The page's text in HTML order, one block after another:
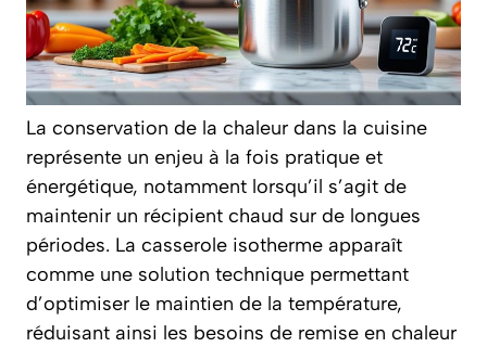
La conservation de la chaleur dans la cuisine
représente un enjeu à la fois pratique et
énergétique, notamment lorsqu’il s’agit de
maintenir un récipient chaud sur de longues
périodes. La casserole isotherme apparaît
comme une solution technique permettant
d’optimiser le maintien de la température,
réduisant ainsi les besoins de remise en chaleur